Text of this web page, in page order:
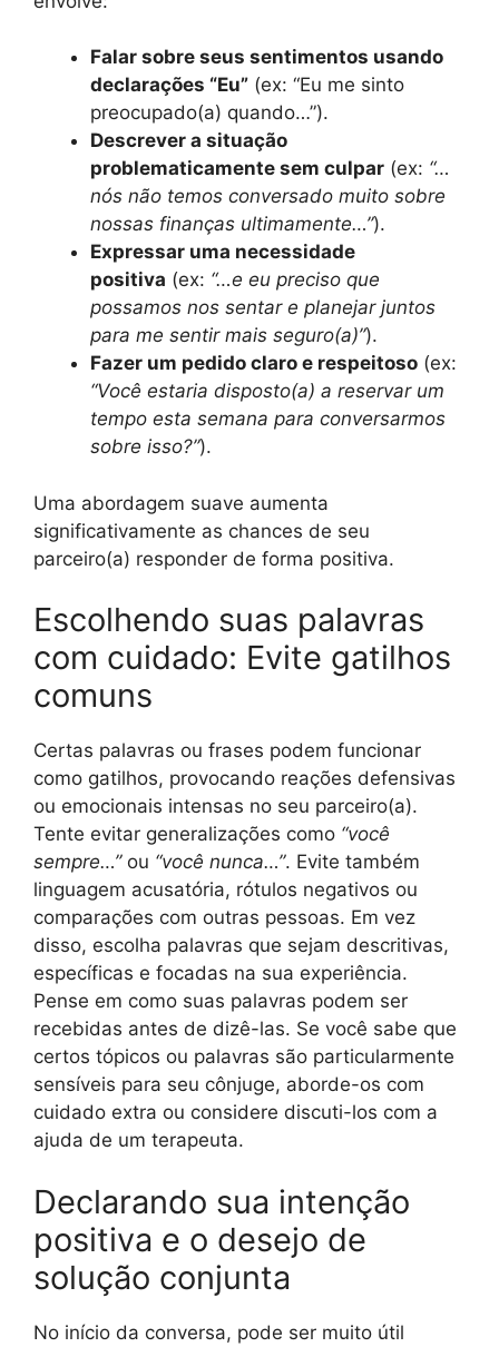
Falar sobre seus sentimentos usando
declarações “Eu” (ex: “Eu me sinto
preocupado(a) quando…”).
Descrever a situação
problematicamente sem culpar (ex: “…
nós não temos conversado muito sobre
nossas finanças ultimamente…”).
Expressar uma necessidade
positiva (ex: “…e eu preciso que
possamos nos sentar e planejar juntos
para me sentir mais seguro(a)”).
Fazer um pedido claro e respeitoso (ex:
“Você estaria disposto(a) a reservar um
tempo esta semana para conversarmos
sobre isso?”).
Uma abordagem suave aumenta
significativamente as chances de seu
parceiro(a) responder de forma positiva.
Escolhendo suas palavras
com cuidado: Evite gatilhos
comuns
Certas palavras ou frases podem funcionar
como gatilhos, provocando reações defensivas
ou emocionais intensas no seu parceiro(a).
Tente evitar generalizações como “você
sempre…”ou “você nunca…”. Evite também
linguagem acusatória, rótulos negativos ou
comparações com outras pessoas. Em vez
disso, escolha palavras que sejam descritivas,
específicas e focadas na sua experiência.
Pense em como suas palavras podem ser
recebidas antes de dizê-las. Se você sabe que
certos tópicos ou palavras são particularmente
sensíveis para seu cônjuge, aborde-os com
cuidado extra ou considere discuti-los com a
ajuda de um terapeuta.
Declarando sua intenção
positiva e o desejo de
solução conjunta
No início da conversa, pode ser muito útil